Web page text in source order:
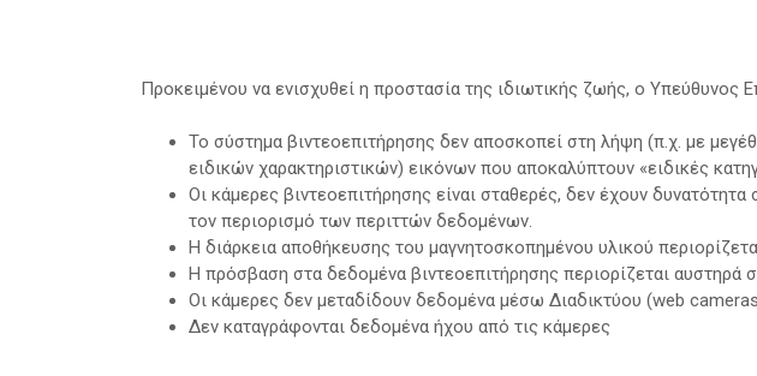
Προκειμένου να ενισχυθεί η προστασία της ιδιωτικής ζωής, ο Υπεύθυνος
Το σύστημα βιντεοεπιτήρησης δεν αποσκοπεί στη λήψη (π.χ. με
ειδικών χαρακτηριστικών) εικόνων που αποκαλύπτουν «ειδικές
Οι κάμερες βιντεοεπιτήρησης είναι σταθερές, δεν έχουν
τον περιορισμό των περιττών δεδομένων.
Η διάρκεια αποθήκευσης του μαγνητοσκοπημένου υλικού
Η πρόσβαση στα δεδομένα βιντεοεπιτήρησης περιορίζεται
Οι κάμερες δεν μεταδίδουν δεδομένα μέσω Διαδικτύου (web
Δεν καταγράφονται δεδομένα ήχου από τις κάμερες